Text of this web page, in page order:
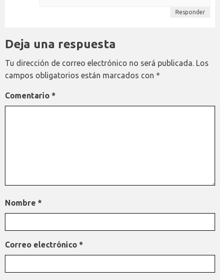
Responder
Deja una respuesta
Tu dirección de correo electrónico no será publicada. Los
campos obligatorios están marcados con *
Comentario *
Nombre *
Correo electrónico *